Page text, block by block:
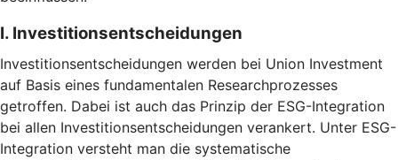
I. Investitionsentscheidungen
Investitionsentscheidungen werden bei Union Investment
auf Basis eines fundamentalen Researchprozesses
getroffen. Dabei ist auch das Prinzip der ESG-Integration
bei allen Investitionsentscheidungen verankert. Unter ESG-
Integration versteht man die systematische